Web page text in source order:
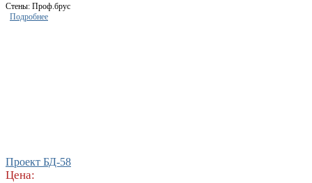
Стены: Проф.брус
Подробнее
Проект БД-58
Цена: